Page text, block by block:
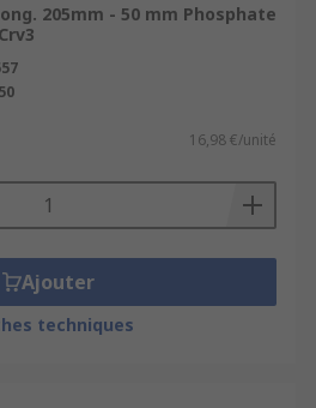
205mm - 50 mm Phosphate
16,98 €/unité
Ajouter
techniques